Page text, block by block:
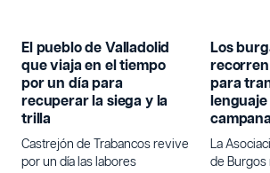
El pueblo de Valladolid
que viaja en el tiempo
por un día para
recuperar la siega y la
trilla
Castrejón de Trabancos revive
por un día las labores
Los
recorren
para
La
de